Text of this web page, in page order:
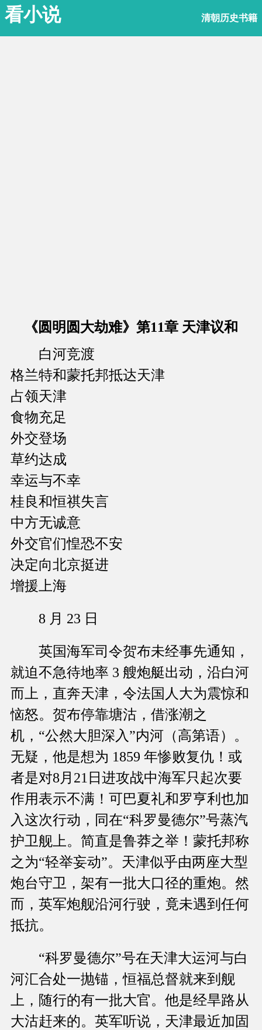
看小说 清朝历史书籍
《圆明圆大劫难》第11章 天津议和
白河竞渡
格兰特和蒙托邦抵达天津
占领天津
食物充足
外交登场
草约达成
幸运与不幸
桂良和恒祺失言
中方无诚意
外交官们惶恐不安
决定向北京挺进
增援上海
8 月 23 日
英国海军司令贺布未经事先通知，
就迫不急待地率 3 艘炮艇出动，沿白河
而上，直奔天津，令法国人大为震惊和
恼怒。贺布停靠塘沽，借涨潮之
机，“公然大胆深入”内河（高第语）。
无疑，他是想为 1859 年惨败复仇！或
者是对8月21日进攻战中海军只起次要
作用表示不满！可巴夏礼和罗亨利也加
入这次行动，同在“科罗曼德尔”号蒸汽
护卫舰上。简直是鲁莽之举！蒙托邦称
之为“轻举妄动”。天津似乎由两座大型
炮台守卫，架有一批大口径的重炮。然
而，英军炮舰沿河行驶，竟未遇到任何
抵抗。
“科罗曼德尔”号在天津大运河与白
河汇合处一抛锚，恒福总督就来到舰
上，随行的有一批大官。他是经旱路从
大沽赶来的。英军听说，天津最近加固